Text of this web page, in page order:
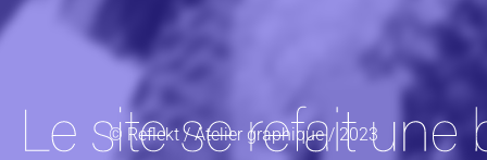
© Reflekt / Atelier graphique / 2023